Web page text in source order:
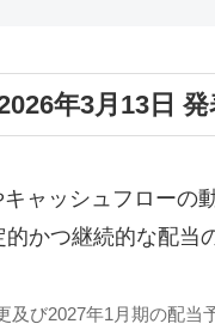
年3月13日
ャッシュフローの
かつ継続的な配当
及び2027年1月期の配当